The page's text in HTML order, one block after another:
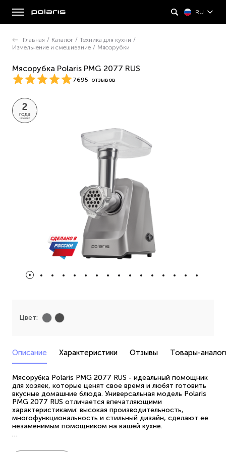
RU
Главная / Каталог / Техника для кухни /
Измельчение и смешивание / Мясорубки
Мясорубка Polaris PMG 2077 RUS
7695 отзывов
Цвет:
Описание Характеристики Отзывы Товары-
Мясорубка Polaris PMG 2077 RUS - идеальный помощник
для хозяек, которые ценят свое время и любят готовить
вкусные домашние блюда. Универсальная модель Polaris
PMG 2077 RUS отличается впечатляющими
характеристиками: высокая производительность,
многофункциональность и стильный дизайн, сделают ее
незаменимым помощником на вашей кухне.
высококачественного пластика, который соответствует